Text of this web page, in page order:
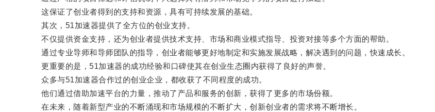
这保证了创业者得到的支持和资源，具有可持续发展的基础。
其次，51加速器提供了全方位的创业支持。
不仅提供资金支持，还为创业者提供技术支持、市场和商业模式指导、投资对接等多个方面的帮助。
通过专业导师和导师团队的指导，创业者能够更好地制定和实施发展战略，解决遇到的问题，快速成长。
更重要的是，51加速器的成功经验和口碑使其在创业生态圈内获得了良好的声誉。
众多与51加速器合作过的创业企业，都收获了不同程度的成功。
他们通过借助加速平台的力量，推动了产品和服务的创新，获得了更多的市场份额。
在未来，随着新型产业的不断涌现和市场规模的不断扩大，创新创业者的需求将不断增长。